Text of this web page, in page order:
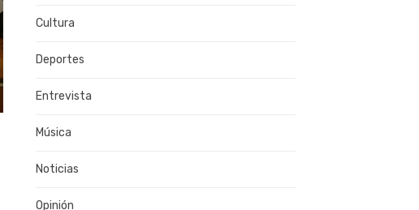
Cultura
Deportes
Entrevista
Música
Noticias
Opinión